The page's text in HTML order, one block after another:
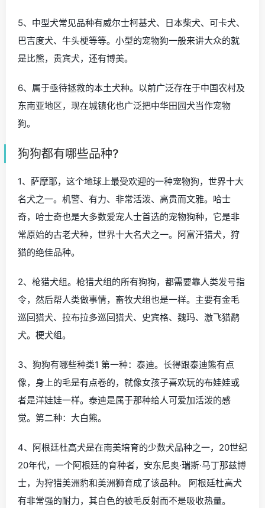
5、中型犬常见品种有威尔士柯基犬、日本柴犬、可卡犬、
巴吉度犬、牛头梗等等。小型的宠物狗一般来讲大众的就
是比熊，贵宾犬，还有博美。
6、属于亟待拯救的本土犬种。以前广泛存在于中国农村及
东南亚地区，现在城镇化也广泛把中华田园犬当作宠物
狗。
狗狗都有哪些品种?
1、萨摩耶，这个地球上最受欢迎的一种宠物狗，世界十大
名犬之一。机警、有力、非常活泼、高贵而文雅。哈士
奇，哈士奇也是大多数爱宠人士首选的宠物狗种，它是非
常原始的古老犬种，世界十大名犬之一。阿富汗猎犬，狩
猎的绝佳品种。
2、枪猎犬组。枪猎犬组的所有狗狗，都需要靠人类发号指
令，然后帮人类做事情，畜牧犬组也是一样。主要有金毛
巡回猎犬、拉布拉多巡回猎犬、史宾格、魏玛、激飞猎鹬
犬。梗犬组。
3、狗狗有哪些种类1 第一种：泰迪。长得跟泰迪熊有点
像，身上的毛是有点卷的，就像女孩子喜欢玩的布娃娃或
者是洋娃娃一样。泰迪是属于那种给人可爱加活泼的感
觉。第二种：大白熊。
4、阿根廷杜高犬是在南美培育的少数犬品种之一，20世纪
20年代，一个阿根廷的育种者，安东尼奥·瑞斯·马丁那兹博
士，为狩猎美洲豹和美洲狮育成了该品种。 阿根廷杜高犬
有非常强的耐力，其白色的被毛反射而不是吸收热量。